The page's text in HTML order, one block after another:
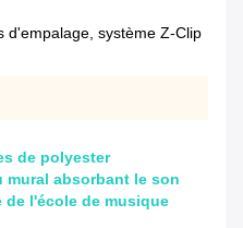
d'empalage, système Z-Clip
de polyester
mural absorbant le son
l'école de musique